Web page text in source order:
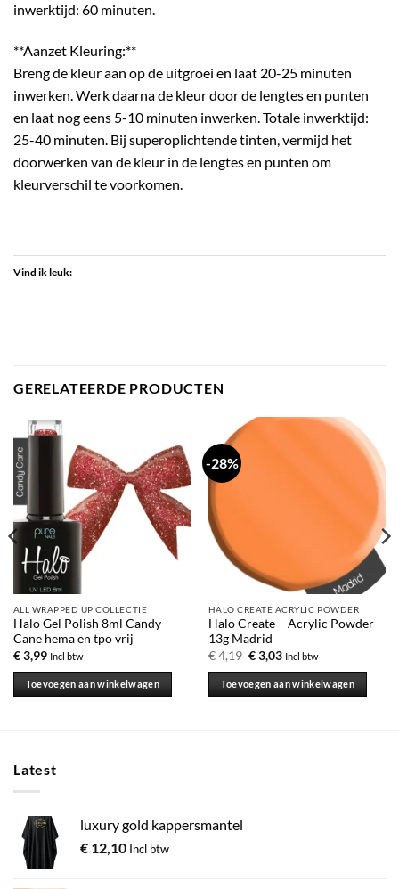
inwerktijd: 60 minuten.
**Aanzet Kleuring:**
Breng de kleur aan op de uitgroei en laat 20-25 minuten
inwerken. Werk daarna de kleur door de lengtes en punten
en laat nog eens 5-10 minuten inwerken. Totale inwerktijd:
25-40 minuten. Bij superoplichtende tinten, vermijd het
doorwerken van de kleur in de lengtes en punten om
kleurverschil te voorkomen.
Vind ik leuk:
GERELATEERDE PRODUCTEN
ALL WRAPPED UP COLLECTIE
Halo Gel Polish 8ml Candy
Cane hema en tpo vrij
€3,99 Incl btw
Toevoegen aan winkelwagen
-28%
HALO CREATE ACRYLIC POWDER
Halo Create – Acrylic Powder
13g Madrid
€4,19 Oorspronkelijke
prijs
€ 4,19.
€3,03Huidige
€ 3,03.
Incl btw
Toevoegen aan winkelwagen
Latest
luxury gold kappersmantel
€ 12,10 Incl btw